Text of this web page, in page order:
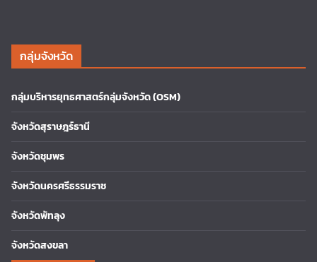
กลุ่มจังหวัด
กลุ่มบริหารยุทธศาสตร์กลุ่มจังหวัด (OSM)
จังหวัดสุราษฎร์ธานี
จังหวัดชุมพร
จังหวัดนครศรีธรรมราช
จังหวัดพัทลุง
จังหวัดสงขลา